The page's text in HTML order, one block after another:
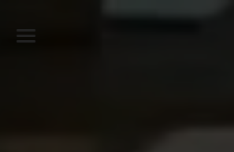
О компании